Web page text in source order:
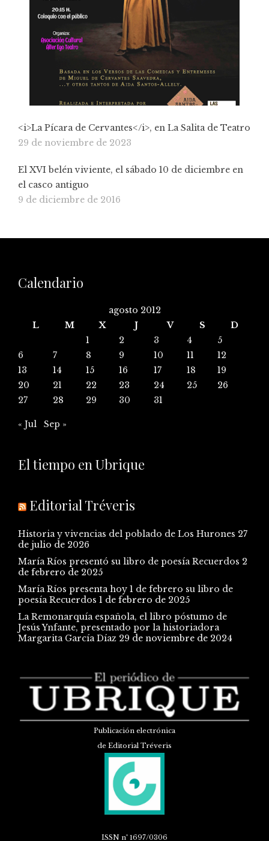
<i>La Pícara de Cervantes</i>, en La Salita de Teatro
29 de noviembre de 2023
El XVI belén viviente, el sábado 10 de diciembre en
el casco antiguo
9 de diciembre de 2016
Calendario
agosto 2012
L
M X J V S
D
1
2 3 4
5
6
7 8 9 10 11
12
13
14 15 16 17 18
19
20
21 22 23 24 25
26
27
28 29 30 31
« Jul Sep »
El tiempo en Ubrique
Editorial Tréveris
Historia y vivencias del poblado de Los Hurones 27
de julio de 2026
María Ríos presentó su libro de poesía Recuerdos 2
de febrero de 2025
María Ríos presenta hoy 1 de febrero su libro de
poesía Recuerdos 1 de febrero de 2025
La Remonarquía española, el libro póstumo de
Jesús Ynfante, presentado por la historiadora
Margarita García Díaz 29 de noviembre de 2024
Publicación electrónica
de Editorial Tréveris
ISSN nº 1697/0306